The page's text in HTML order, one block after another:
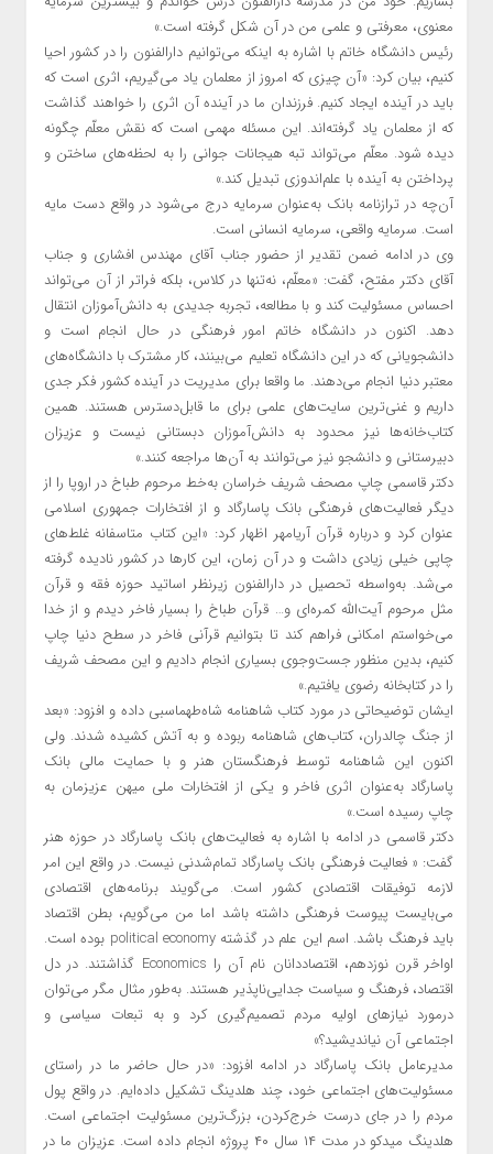
معنوی، معرفتی و علمی من در آن شکل گرفته است.»
رئیس دانشگاه خاتم با اشاره به اینکه می‌توانیم دارالفنون را در کشور احیا
کنیم، بیان کرد: «آن چیزی که امروز از معلمان یاد می‌گیریم، اثری است که
باید در آینده ایجاد کنیم. فرزندان ما در آینده آن اثری را خواهند گذاشت
که از معلمان یاد گرفته‌اند. این مسئله مهمی است که نقش معلّم چگونه
دیده شود. معلّم می‌تواند تبه هیجانات جوانی را به لحظه‌های ساختن و
پرداختن به آینده با علم‌اندوزی تبدیل کند.»
آن‌چه در ترازنامه بانک به‌عنوان سرمایه درج می‌شود در واقع دست مایه
است. سرمایه واقعی، سرمایه انسانی است.
وی در ادامه ضمن تقدیر از حضور جناب آقای مهندس افشاری و جناب
آقای دکتر مفتح، گفت: «معلّم، نه‌تنها در کلاس، بلکه فراتر از آن می‌تواند
احساس مسئولیت کند و با مطالعه، تجربه جدیدی به دانش‌آموزان انتقال
دهد. اکنون در دانشگاه خاتم امور فرهنگی در حال انجام است و
دانشجویانی که در این دانشگاه تعلیم می‌بینند، کار مشترک با دانشگاه‌های
معتبر دنیا انجام می‌دهند. ما واقعا برای مدیریت در آینده کشور فکر جدی
داریم و غنی‌ترین سایت‌های علمی برای ما قابل‌دسترس هستند. همین
کتاب‌خانه‌ها نیز محدود به دانش‌آموزان دبستانی نیست و عزیزان
دبیرستانی و دانشجو نیز می‌توانند به آن‌ها مراجعه کنند.»
دکتر قاسمی چاپ مصحف شریف خراسان به‌خط مرحوم طباخ در اروپا را از
دیگر فعالیت‌های فرهنگی بانک پاسارگاد و از افتخارات جمهوری اسلامی
عنوان کرد و درباره قرآن آریامهر اظهار کرد: «این کتاب متاسفانه غلط‌های
چاپی خیلی زیادی داشت و در آن زمان، این کارها در کشور نادیده گرفته
می‌شد. به‌واسطه تحصیل در دارالفنون زیرنظر اساتید حوزه فقه و قرآن
مثل مرحوم آیت‌الله کمره‌ای و… قرآن طباخ را بسیار فاخر دیدم و از خدا
می‌خواستم امکانی فراهم کند تا بتوانیم قرآنی فاخر در سطح دنیا چاپ
کنیم، بدین منظور جست‌وجوی بسیاری انجام دادیم و این مصحف شریف
را در کتا‌بخانه رضوی یافتیم.»
ایشان توضیحاتی در مورد کتاب شاهنامه شاه‌طهماسبی داده و افزود: «بعد
از جنگ چالدران، کتاب‌های شاهنامه ربوده و به آتش کشیده شدند. ولی
اکنون این شاهنامه توسط فرهنگستان هنر و با حمایت مالی بانک
پاسارگاد به‌عنوان اثری فاخر و یکی از افتخارات ملی میهن عزیزمان به
چاپ رسیده است.»
دکتر قاسمی در ادامه با اشاره به فعالیت‌های بانک پاسارگاد در حوزه هنر
گفت: « فعالیت فرهنگی بانک پاسارگاد تمام‌شدنی نیست. در واقع این امر
لازمه توفیقات اقتصادی کشور است. می‌گویند برنامه‌های اقتصادی
می‌بایست پیوست فرهنگی داشته باشد اما من می‌گویم، بطن اقتصاد
باید فرهنگ ‌باشد. اسم این علم در گذشته political economy بوده است.
اواخر قرن نوزدهم، اقتصاددانان نام آن را Economics گذاشتند. در دل
اقتصاد، فرهنگ و سیاست جدایی‌ناپذیر هستند. به‌طور مثال مگر می‌توان
درمورد نیازهای اولیه مردم تصمیم‌گیری کرد و به تبعات سیاسی و
اجتماعی آن نیاندیشید؟»
مدیرعامل بانک پاسارگاد در ادامه افزود: «در حال حاضر ما در راستای
مسئولیت‌های اجتماعی خود، چند هلدینگ تشکیل داده‌ایم. در واقع پول
مردم را در جای درست خرج‌کردن، بزرگ‌ترین مسئولیت اجتماعی است.
هلدینگ میدکو در مدت ۱۴ سال ۴۰ پروژه انجام داده است. عزیزان ما در